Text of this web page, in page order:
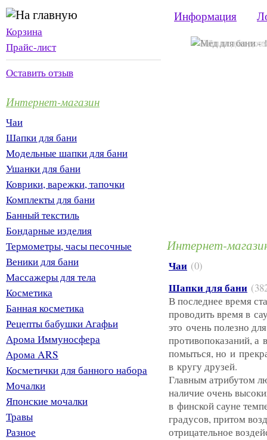
Информация
Корзина
Прайс-лист
Оставить отзыв
Интернет-магазин
Чаи
Шапки для бани
Модельные шапки для бани
Ушанки для бани
Коврики, варежки, тапочки
Комплекты для бани
Банный текстиль
Бондарные изделия
Термометры, часы песочные
Веники для бани
Массажеры для тела
Косметика
Банная косметика
Рецепты бабушки Агафьи
Арома Иммуносфера
Арома ARS
Косметички для банного набора
Мочалки
Японские мочалки
Травы
Разное
Интернет-
Чаи (0)
Шапки для бани
В последнее время
проводить время в
это очень полезно
противопоказаний, а
помыться, но и
в кругу друзей.
Главным атрибутом
наличие очень
в финской сауне
градусов, притом
отрицательное